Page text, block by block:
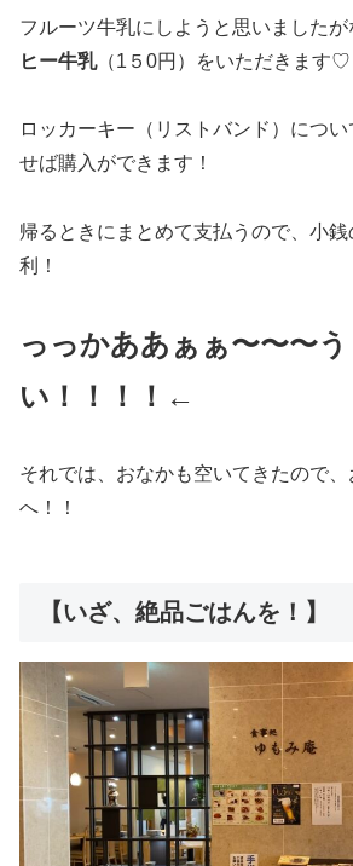
フルーツ牛乳にしようと思いましたが
ヒー牛乳（1５0円）をいただきます♡
ロッカーキー（リストバンド）につ
せば購入ができます！
帰るときにまとめて支払うので、小
利！
っっかああぁぁ〜〜〜う
い！！！！←
それでは、おなかも空いてきたので
へ！！
【いざ、絶品ごはんを！】